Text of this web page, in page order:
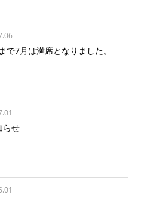
で7月は満席となりました。
らせ